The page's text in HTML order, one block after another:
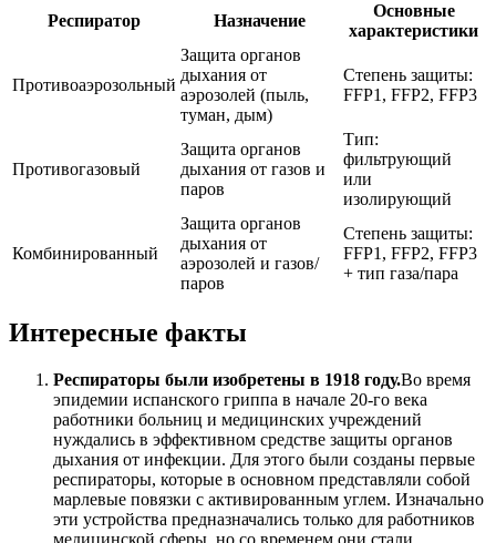
Респиратор Назначение
Основные
характеристики
Противоаэрозольный
Защита органов
дыхания от
аэрозолей (пыль,
туман, дым)
Степень защиты:
FFP1, FFP2, FFP3
Противогазовый
Защита органов
дыхания от газов и
паров
Тип:
фильтрующий
или
изолирующий
Комбинированный
Защита органов
дыхания от
аэрозолей и газов/
паров
Степень защиты:
FFP1, FFP2, FFP3
+ тип газа/пара
Интересные факты
Респираторы были изобретены в 1918 году.Во время
эпидемии испанского гриппа в начале 20-го века
работники больниц и медицинских учреждений
нуждались в эффективном средстве защиты органов
дыхания от инфекции. Для этого были созданы первые
респираторы, которые в основном представляли собой
марлевые повязки с активированным углем. Изначально
эти устройства предназначались только для работников